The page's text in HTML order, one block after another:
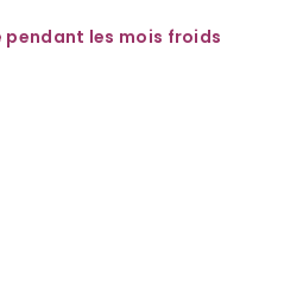
pendant les mois froids